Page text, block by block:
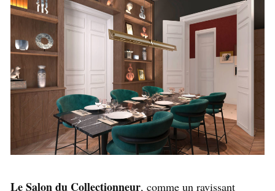
Le Salon du Collectionneur, comme un ravissant